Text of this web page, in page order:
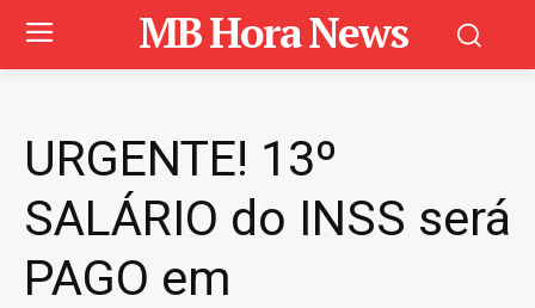
MB Hora News
URGENTE! 13º
SALÁRIO do INSS será
PAGO em